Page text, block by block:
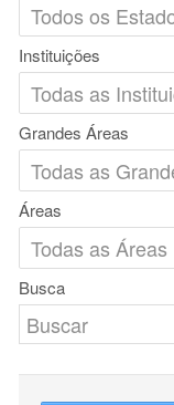
Instituições
Grandes Áreas
Áreas
Busca